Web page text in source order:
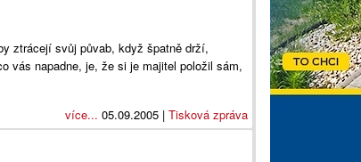
ztrácejí svůj půvab, když špatně drží,
vás napadne, je, že si je majitel položil sám,
více... 05.09.2005 | Tisková zpráva